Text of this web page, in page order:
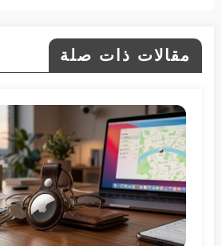
مقالات ذات صلة